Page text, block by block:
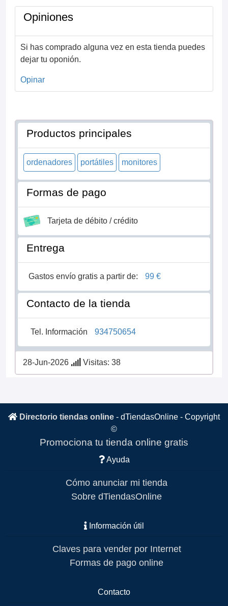
Opiniones
Si has comprado alguna vez en esta tienda puedes
dejar tu oponión.
Opinar
Productos principales
ordenadores portátiles monitores
Formas de pago
Tarjeta de débito / crédito
Entrega
Gastos envío gratis a partir de: 99 €
Contacto de la tienda
Tel. Información 934750654
28-Jun-2026 Visitas: 38
Directorio tiendas online - dTiendasOnline - Copyright
©
Promociona tu tienda online gratis
Ayuda
Cómo anunciar mi tienda
Sobre dTiendasOnline
Información útil
Claves para vender por Internet
Formas de pago online
Contacto